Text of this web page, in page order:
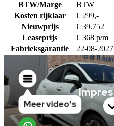
BTW/Marge
BTW
Kosten rijklaar
€ 299,-
Nieuwprijs
€ 39.752
Leaseprijs
€ 368 p/m
Fabrieksgarantie
22-08-2027